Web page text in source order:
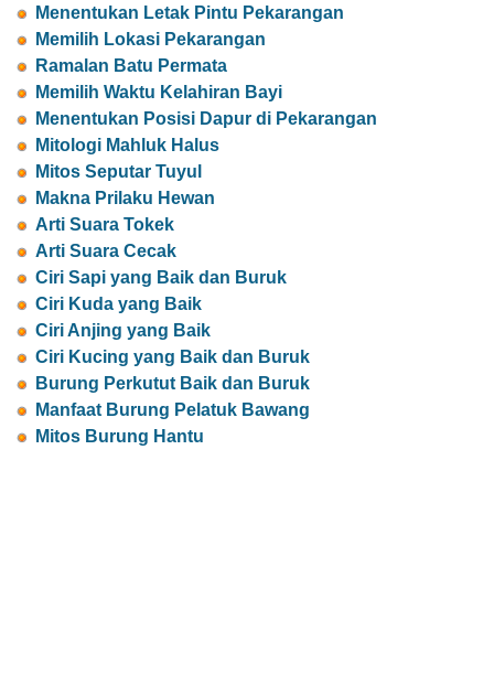
Menentukan Letak Pintu Pekarangan
Memilih Lokasi Pekarangan
Ramalan Batu Permata
Memilih Waktu Kelahiran Bayi
Menentukan Posisi Dapur di Pekarangan
Mitologi Mahluk Halus
Mitos Seputar Tuyul
Makna Prilaku Hewan
Arti Suara Tokek
Arti Suara Cecak
Ciri Sapi yang Baik dan Buruk
Ciri Kuda yang Baik
Ciri Anjing yang Baik
Ciri Kucing yang Baik dan Buruk
Burung Perkutut Baik dan Buruk
Manfaat Burung Pelatuk Bawang
Mitos Burung Hantu